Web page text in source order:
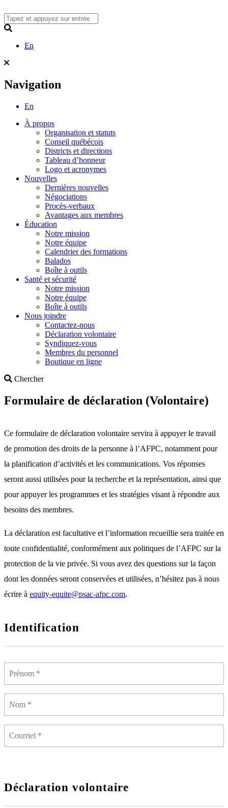
to
content
En
Navigation
En
À propos
Organisation et statuts
Conseil québécois
Districts et directions
Tableau d’honneur
Logo et acronymes
Nouvelles
Dernières nouvelles
Négociations
Procès-verbaux
Avantages aux membres
Éducation
Notre mission
Notre équipe
Calendrier des formations
Balados
Boîte à outils
Santé et sécurité
Notre mission
Notre équipe
Boîte à outils
Nous joindre
Contactez-nous
Déclaration volontaire
Syndiquez-vous
Membres du personnel
Boutique en ligne
ChercherSearch
Formulaire de déclaration (Volontaire)
Ce formulaire de déclaration volontaire servira à appuyer le travail
de promotion des droits de la personne à l’AFPC, notamment pour
la planification d’activités et les communications. Vos réponses
seront aussi utilisées pour la recherche et la représentation, ainsi que
pour appuyer les programmes et les stratégies visant à répondre aux
besoins des membres.
La déclaration est facultative et l’information recueillie sera traitée en
toute confidentialité, conformément aux politiques de l’AFPC sur la
protection de la vie privée. Si vous avez des questions sur la façon
dont les données seront conservées et utilisées, n’hésitez pas à nous
écrire à equity-equite@psac-afpc.com.
Identification
Déclaration volontaire